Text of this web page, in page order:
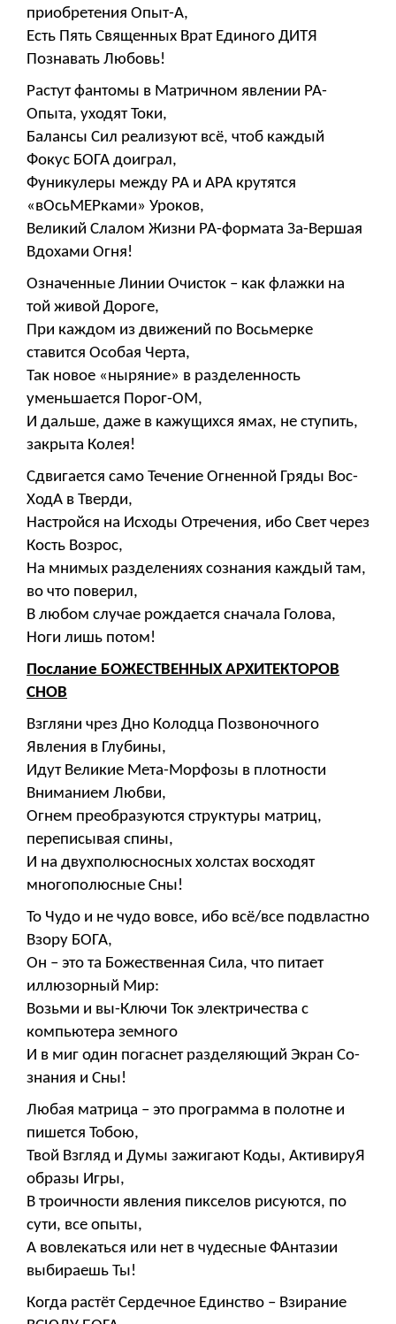
приобретения Опыт-А,
Есть Пять Священных Врат Единого ДИТЯ
Познавать Любовь!
Растут фантомы в Матричном явлении РА-
Опыта, уходят Токи,
Балансы Сил реализуют всё, чтоб каждый
Фокус БОГА доиграл,
Фуникулеры между РА и АРА крутятся
«вОсьМЕРками» Уроков,
Великий Слалом Жизни РА-формата За-Вершая
Вдохами Огня!
Означенные Линии Очисток – как флажки на
той живой Дороге,
При каждом из движений по Восьмерке
ставится Особая Черта,
Так новое «ныряние» в разделенность
уменьшается Порог-ОМ,
И дальше, даже в кажущихся ямах, не ступить,
закрыта Колея!
Сдвигается само Течение Огненной Гряды Вос-
ХодА в Тверди,
Настройся на Исходы Отречения, ибо Свет через
Кость Возрос,
На мнимых разделениях сознания каждый там,
во что поверил,
В любом случае рождается сначала Голова,
Ноги лишь потом!
Послание БОЖЕСТВЕННЫХ АРХИТЕКТОРОВ
СНОВ
Взгляни чрез Дно Колодца Позвоночного
Явления в Глубины,
Идут Великие Мета-Морфозы в плотности
Вниманием Любви,
Огнем преобразуются структуры матриц,
переписывая спины,
И на двухполюсносных холстах восходят
многополюсные Сны!
То Чудо и не чудо вовсе, ибо всё/все подвластно
Взору БОГА,
Он – это та Божественная Сила, что питает
иллюзорный Мир:
Возьми и вы-Ключи Ток электричества с
компьютера земного
И в миг один погаснет разделяющий Экран Со-
знания и Сны!
Любая матрица – это программа в полотне и
пишется Тобою,
Твой Взгляд и Думы зажигают Коды, АктивируЯ
образы Игры,
В троичности явления пикселов рисуются, по
сути, все опыты,
А вовлекаться или нет в чудесные ФАнтазии
выбираешь Ты!
Когда растёт Сердечное Единство – Взирание